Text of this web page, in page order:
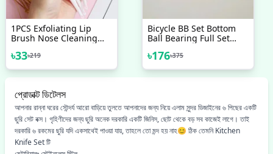
1PCS Exfoliating Lip
Brush Nose Cleaning
Silicone Lip Scrub Tool &
Nose Blackhead Remove
Brush
৳33৳219
Bicycle BB Set Bottom
Ball Bearing Full Set
Bicycle Accessories Bike
৳176৳375
প্রোডাক্ট ডিটেলস
আপনার রান্না ঘরের সৌন্দর্য আরো বাড়িয়ে তুলতে আপনাদের জন্য নিয়ে এলাম সুন্দর ডিজাইনের ৬ পিছের একটি
ছুরি সেট বক্স। গৃহিণীদের জন্য ছুরি অনেক দরকারি একটি জিনিস, ছোট থেকে বড় সব কাজেই লাগে। তাই
দরকারি ৬ রকমের ছুরি যদি একসাথেই পাওয়া যায়, তাহলে তো মন্দ হয় নাহ😊 ঠিক তেমনি Kitchen
Knife Set টি